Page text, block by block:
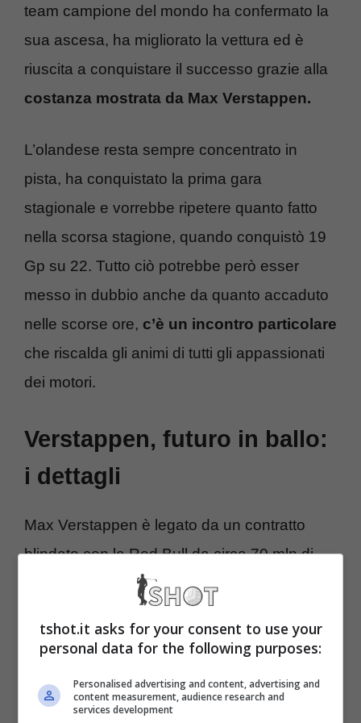
team campione del mondo ha confermato la
sua ascesa, ha migliorato la vettura ed è
riuscita a conquistare il successo grazie alla
costanza mostrata da Max Verstappen.
L’olandese resta sempre concentrato in
pista, ha conquistato la prima gara
stagionale e vorrebbe ripetere quanto fatto
nella scorsa stagione, quando conquistò 19
Gp su 22. Tutto ciò potrebbe però esser
messo in dubbio anche da quanto accaduto
nelle scorse ore, c’è un incontro particolare
che riscalda gli animi di tutti gli appassionati
dei motori.
Verstappen, futuro in ballo:
i dettagli
Max Verstappen è legato da un contratto
blindato con la Red Bull da circa 70 mln di
euro, attualmente è il pilota che guadagna di
più e incassa regolarmente tutti i bonus. Un
aspetto di non poco ma ciò potrebbe essere
sta prendendo forma:Max Verstappen in
tshot.it asks for your consent to use your
personal data for the following purposes:
Personalised advertising and content, advertising and
content measurement, audience research and
services development